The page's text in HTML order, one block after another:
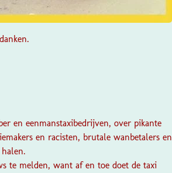
en eenmanstaxibedrijven, over pikante
en racisten, brutale wanbetalers en
te melden, want af en toe doet de taxi